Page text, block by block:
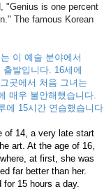
"Genius is one percent
The famous Korean
이 예술 분야에서
발입니다. 16세에
곳에서 처음 그녀는
매우 불안해했습니다.
에 15시간 연습했습니다.
of 14, a very late start
art. At the age of 16,
at first, she was
far better than her.
15 hours a day.